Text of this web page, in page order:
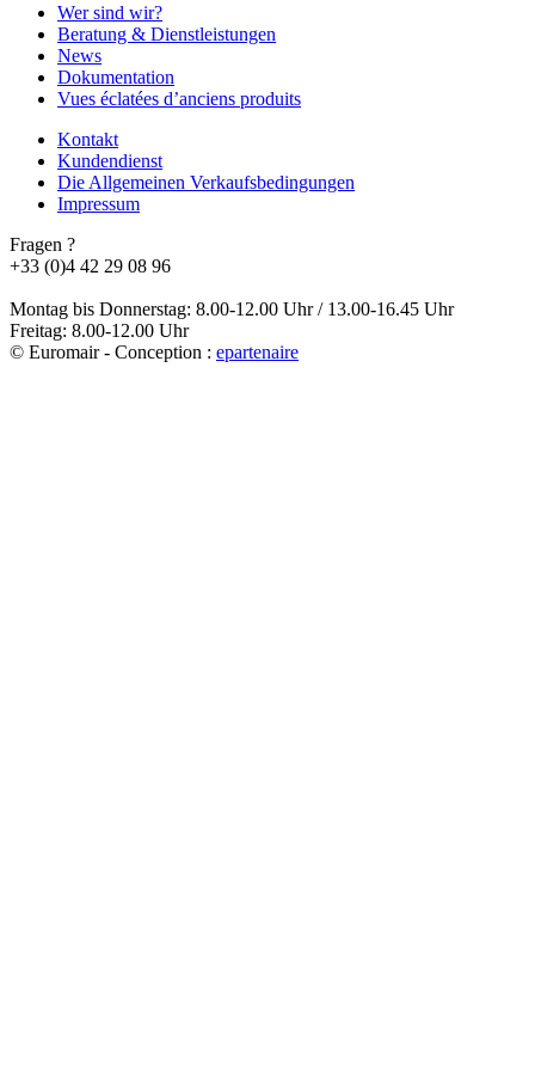
Wer sind wir?
Beratung & Dienstleistungen
News
Dokumentation
Vues éclatées d’anciens produits
Kontakt
Kundendienst
Die Allgemeinen Verkaufsbedingungen
Impressum
Fragen ?
+33 (0)4 42 29 08 96
Montag bis Donnerstag: 8.00-12.00 Uhr / 13.00-16.45 Uhr
Freitag: 8.00-12.00 Uhr
© Euromair - Conception : epartenaire